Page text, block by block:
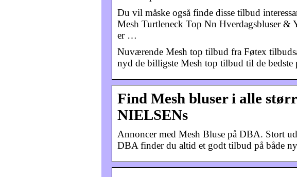
Du vil måske også finde disse tilbud
Mesh Turtleneck Top Nn Hverdagsbluser
er …
Nuværende Mesh top tilbud fra Føtex
nyd de billigste Mesh top tilbud til de bedste
Find Mesh bluser i alle
NIELSENs
Annoncer med Mesh Bluse på DBA. Stort
DBA finder du altid et godt tilbud på både